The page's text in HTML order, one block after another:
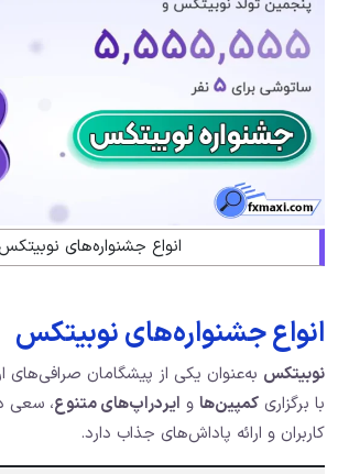
انواع جشنواره‌های
انواع جشنواره‌های نوبیتکس
نوبیتکس به‌عنوان یکی از پیشگامان صرافی‌های
با برگزاری کمپین‌ها و ایردراپ‌های متنوع، سعی
کاربران و ارائه پاداش‌های جذاب دارد.